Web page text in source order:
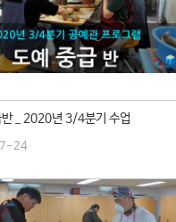
반 _ 2020년 3/4분기 수업
24